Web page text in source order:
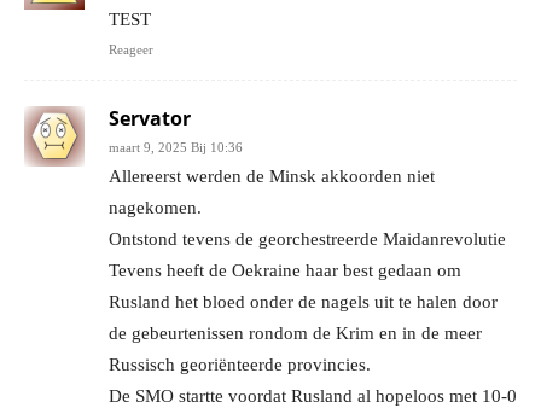
TEST
Reageer
Servator
maart 9, 2025 Bij 10:36
Allereerst werden de Minsk akkoorden niet
nagekomen.
Ontstond tevens de georchestreerde Maidanrevolutie
Tevens heeft de Oekraine haar best gedaan om
Rusland het bloed onder de nagels uit te halen door
de gebeurtenissen rondom de Krim en in de meer
Russisch georiënteerde provincies.
De SMO startte voordat Rusland al hopeloos met 10-0